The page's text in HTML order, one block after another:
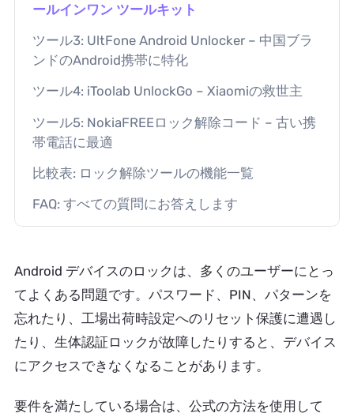
ールインワン ツールキット
ツール3: UltFone Android Unlocker – 中国ブラ
ンドのAndroid携帯に特化
ツール4: iToolab UnlockGo – Xiaomiの救世主
ツール5: NokiaFREEロック解除コード – 古い携
帯電話に最適
比較表: ロック解除ツールの機能一覧
FAQ: すべての質問にお答えします
Android デバイスのロックは、多くのユーザーにとっ
てよくある問題です。パスワード、PIN、パターンを
忘れたり、工場出荷時設定へのリセット保護に遭遇し
たり、生体認証ロックが故障したりすると、デバイス
にアクセスできなくなることがあります。
要件を満たしている場合は、公式の方法を使用して